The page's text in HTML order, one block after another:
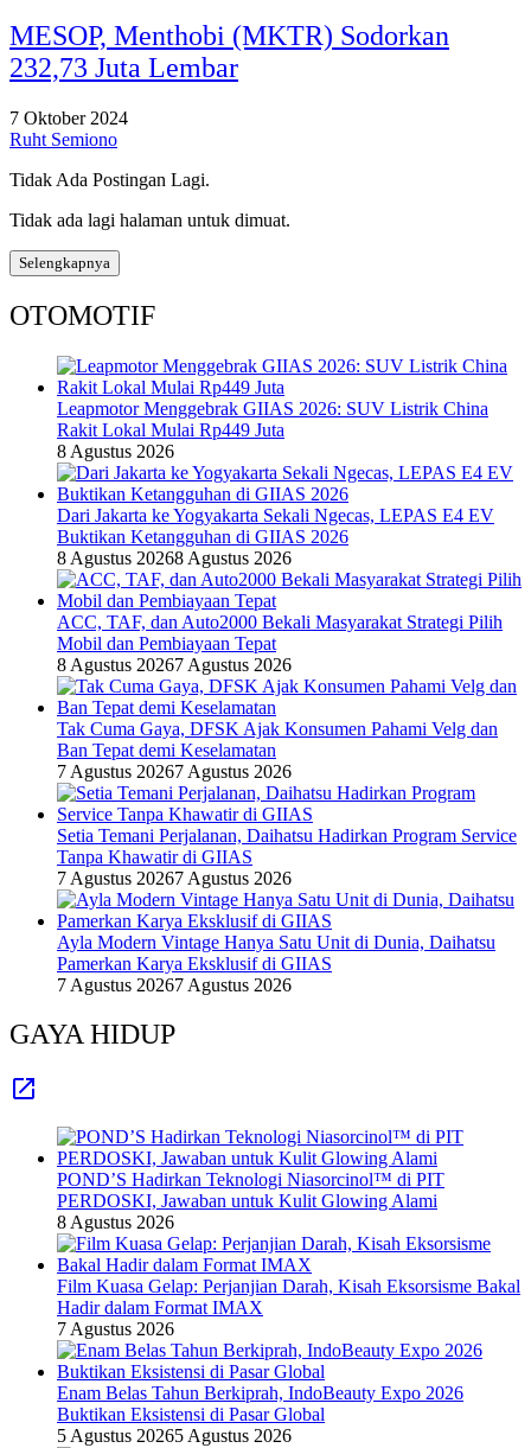
MESOP, Menthobi (MKTR) Sodorkan
232,73 Juta Lembar
7 Oktober 2024
Ruht Semiono
Tidak Ada Postingan Lagi.
Tidak ada lagi halaman untuk dimuat.
Selengkapnya
OTOMOTIF
Leapmotor Menggebrak GIIAS 2026: SUV Listrik China
Rakit Lokal Mulai Rp449 Juta
8 Agustus 2026
Dari Jakarta ke Yogyakarta Sekali Ngecas, LEPAS E4 EV
Buktikan Ketangguhan di GIIAS 2026
8 Agustus 20268 Agustus 2026
ACC, TAF, dan Auto2000 Bekali Masyarakat Strategi Pilih
Mobil dan Pembiayaan Tepat
8 Agustus 20267 Agustus 2026
Tak Cuma Gaya, DFSK Ajak Konsumen Pahami Velg dan
Ban Tepat demi Keselamatan
7 Agustus 20267 Agustus 2026
Setia Temani Perjalanan, Daihatsu Hadirkan Program Service
Tanpa Khawatir di GIIAS
7 Agustus 20267 Agustus 2026
Ayla Modern Vintage Hanya Satu Unit di Dunia, Daihatsu
Pamerkan Karya Eksklusif di GIIAS
7 Agustus 20267 Agustus 2026
GAYA HIDUP
POND’S Hadirkan Teknologi Niasorcinol™ di PIT
PERDOSKI, Jawaban untuk Kulit Glowing Alami
8 Agustus 2026
Film Kuasa Gelap: Perjanjian Darah, Kisah Eksorsisme Bakal
Hadir dalam Format IMAX
7 Agustus 2026
Enam Belas Tahun Berkiprah, IndoBeauty Expo 2026
Buktikan Eksistensi di Pasar Global
5 Agustus 20265 Agustus 2026